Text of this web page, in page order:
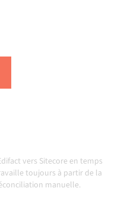
vers Sitecore en temps
toujours à partir de la
manuelle.